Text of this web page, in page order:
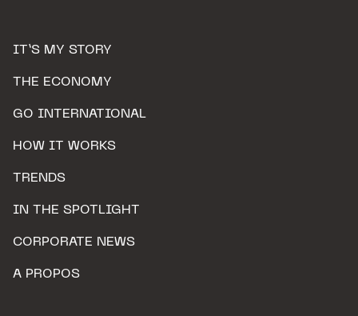
IT’S MY STORY
THE ECONOMY
GO INTERNATIONAL
HOW IT WORKS
TRENDS
IN THE SPOTLIGHT
CORPORATE NEWS
A PROPOS